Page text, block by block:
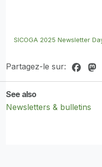
SICOGA 2025 Newsletter
Partagez-le sur:
See also
Newsletters & bulletins